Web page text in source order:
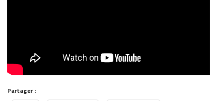
Partager :